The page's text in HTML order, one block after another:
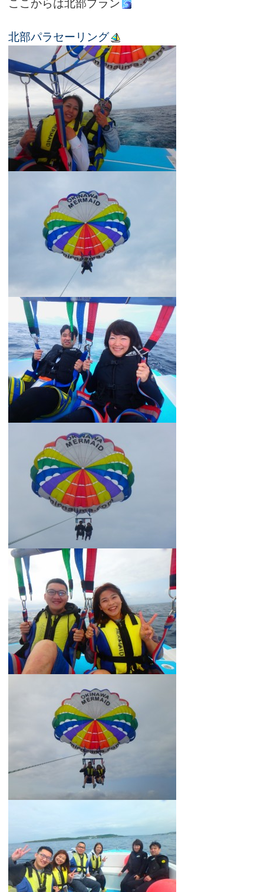
ここからは北部プラン
北部パラセーリング